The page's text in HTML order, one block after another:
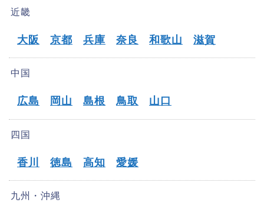
近畿
大阪 京都 兵庫 奈良 和歌山 滋賀
中国
広島 岡山 島根 鳥取 山口
四国
香川 徳島 高知 愛媛
九州・沖縄